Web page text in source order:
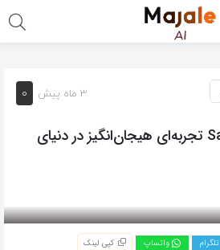
3 ماه پیش 0
بررسی کامل بازی Saros تجربه‌ای هیجان‌انگیز در دنیای
تلگرام واتساپ کپی لینک